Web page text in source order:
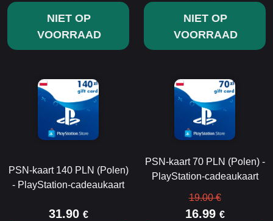
NIET OP
VOORRAAD
NIET OP
VOORRAAD
PSN-kaart 140 PLN (Polen)
- PlayStation-cadeaukaart
31.90 €
PSN-kaart 70 PLN (Polen) -
PlayStation-cadeaukaart
19.00 €
16.99 €